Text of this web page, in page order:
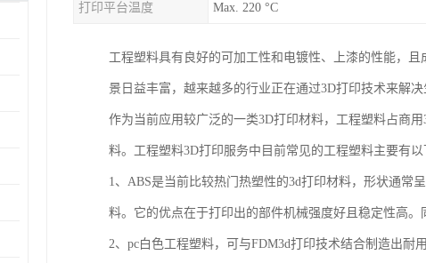
打印平台温度 Max. 220 °C
工程塑料具有良好的可加工性和电镀性、上漆的性能，
景日益丰富，越来越多的行业正在通过3D打印技术来解决
作为当前应用较广泛的一类3D打印材料，工程塑料占商
料。工程塑料3D打印服务中目前常见的工程塑料主要有以
1、ABS是当前比较热门热塑性的3d打印材料，形状通常
料。它的优点在于打印出的部件机械强度好且稳定性高
2、pc白色工程塑料，可与FDM3d打印技术结合制造出耐